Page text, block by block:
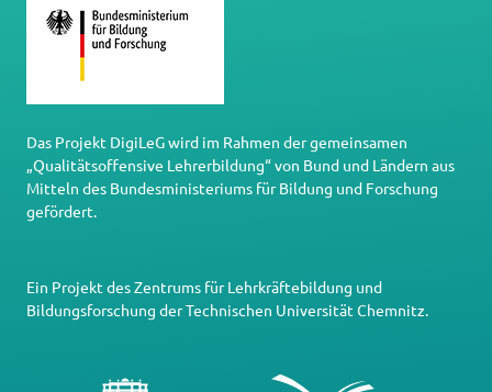
Das Projekt DigiLeG wird im Rahmen der gemeinsamen
„Qualitätsoffensive Lehrerbildung“ von Bund und Ländern aus
Mitteln des Bundesministeriums für Bildung und Forschung
gefördert.
Ein Projekt desZentrums für Lehrkräftebildung und
Bildungsforschung derTechnischen Universität Chemnitz.